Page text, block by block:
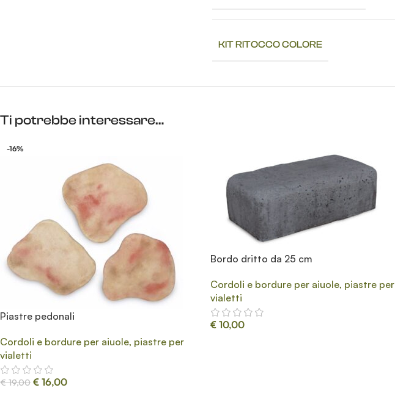
KIT RITOCCO COLORE
Ti potrebbe interessare…
-16%
Piastre pedonali
Cordoli e bordure per aiuole, piastre per
vialetti
€19,00 € 16,00
Bordo dritto da 25 cm
Cordoli e bordure per aiuole, piastre per
vialetti
€10,00